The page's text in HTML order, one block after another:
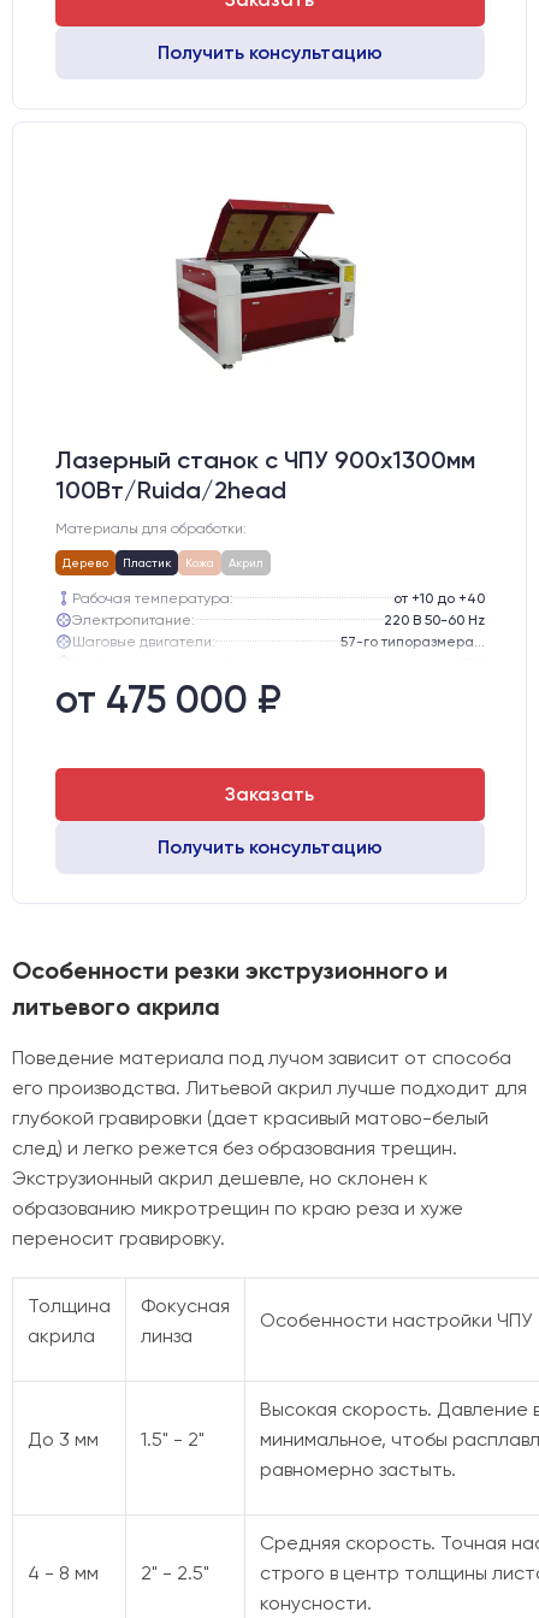
Получить консультацию
Лазерный станок c ЧПУ 900х1300мм
100Вт/Ruida/2head
Материалы для обработки:
Дерево Пластик Кожа Акрил
Рабочая температура:
от +10 до +40
Электропитание:
220 В 50-60 Hz
Шаговые двигатели:
Направляющие оси Y:
Направляющие оси Х:
от 475 000 ₽
Заказать
Получить консультацию
Особенности резки экструзионного и
литьевого акрила
Поведение материала под лучом зависит от способа
его производства. Литьевой акрил лучше подходит для
глубокой гравировки (дает красивый матово-белый
след) и легко режется без образования трещин.
Экструзионный акрил дешевле, но склонен к
образованию микротрещин по краю реза и хуже
переносит гравировку.
Толщина
акрила
Фокусная
линза
Особенности настройки ЧПУ
До 3 мм 1.5" - 2"
Высокая скорость. Давление
минимальное, чтобы
равномерно застыть.
4 - 8 мм 2" - 2.5"
Средняя скорость. Точная
строго в центр толщины
конусности.